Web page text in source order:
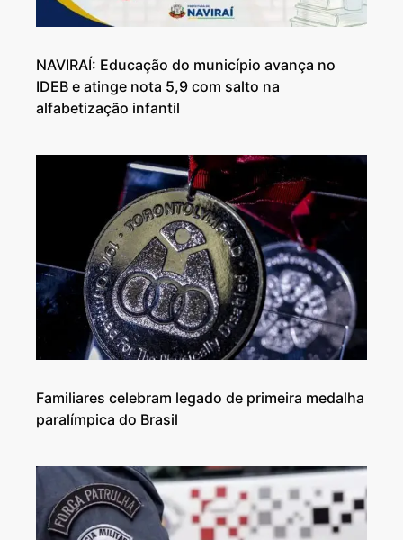
NAVIRAÍ: Educação do município avança no
IDEB e atinge nota 5,9 com salto na
alfabetização infantil
Familiares celebram legado de primeira medalha
paralímpica do Brasil